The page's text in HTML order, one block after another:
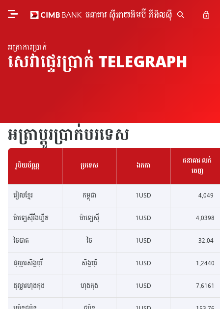
អត្រា​ការ​ប្រាក់
សេវាផ្ទេរប្រាក់ TELEGRAPH
អត្រាប្តូរប្រាក់បរទេស
រូបិយប័ណ្ណ ប្រទេស ឯកតា
ធនាគារ លក់
ចេញ
រូបិយប័ណ្ណ ប្រទេស ឯកតា
ធនាគារ លក់
ចេញ
រៀលខ្មែរ កម្ពុជា 1USD 4,049
ម៉ាឡេស៊ីរីងហ្គីត ម៉ាឡេស៊ី 1USD 4.0398
ថៃបាត ថៃ 1USD 32.04
ដុល្លារសិង្ហបុរី សិង្ហបុរី 1USD 1.2440
ដុល្លារហុងកុង ហុងកុង 1USD 7.6161